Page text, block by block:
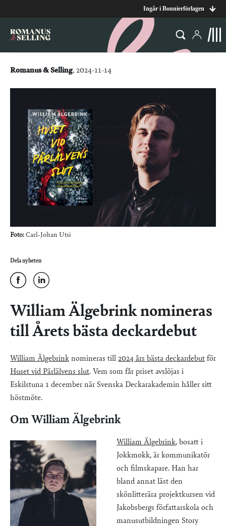
Ingår i Bonnierförlagen
Romanus & Selling, 2024-11-14
Foto: Carl-Johan Utsi
Dela nyheten
William Älgebrink nomineras
till Årets bästa deckardebut
William Älgebrink nomineras till 2024 års bästa deckardebut för
Huset vid Pärlälvens slut. Vem som får priset avslöjas i
Eskilstuna 1 december när Svenska Deckarakademin håller sitt
höstmöte.
Om William Älgebrink
William Älgebrink, bosatt i
Jokkmokk, är kommunikatör
och filmskapare. Han har
bland annat läst den
skönlitterära projektkursen vid
Jakobsbergs författarskola och
manusutbildningen Story